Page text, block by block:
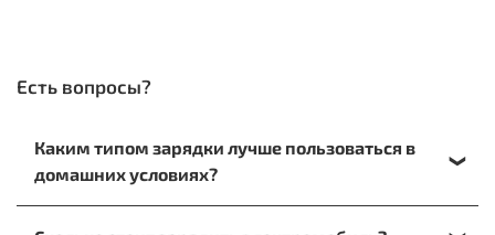
Есть вопросы?
Каким типом зарядки лучше пользоваться в
домашних условиях?